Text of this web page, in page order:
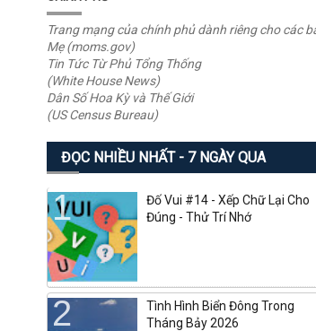
Trang mạng của chính phủ dành riêng cho các
Mẹ (moms.gov)
Tin Tức Từ Phủ Tổng Thống
(White House News)
Dân Số Hoa Kỳ và Thế Giới
(US Census Bureau)
ĐỌC NHIỀU NHẤT - 7 NGÀY QUA
Đố Vui #14 - Xếp Chữ Lại Cho
Đúng - Thử Trí Nhớ
Tình Hình Biển Đông Trong
Tháng Bảy 2026